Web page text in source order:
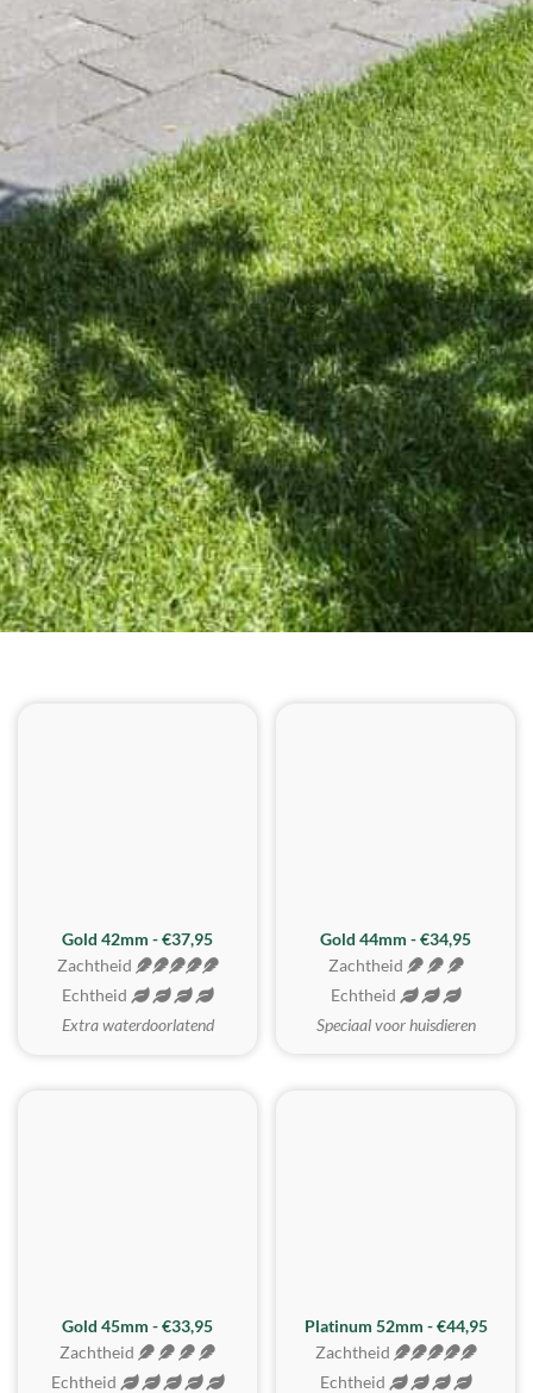
ZACHTSTE
Gold 42mm - €37,95
Zachtheid
Echtheid
Extra waterdoorlatend
Gold 44mm - €34,95
Zachtheid
Echtheid
Speciaal voor huisdieren
REALISTISCH
Gold 45mm - €33,95
Zachtheid
Echtheid
ZACHTSTE
Platinum 52mm - €44,95
Zachtheid
Echtheid